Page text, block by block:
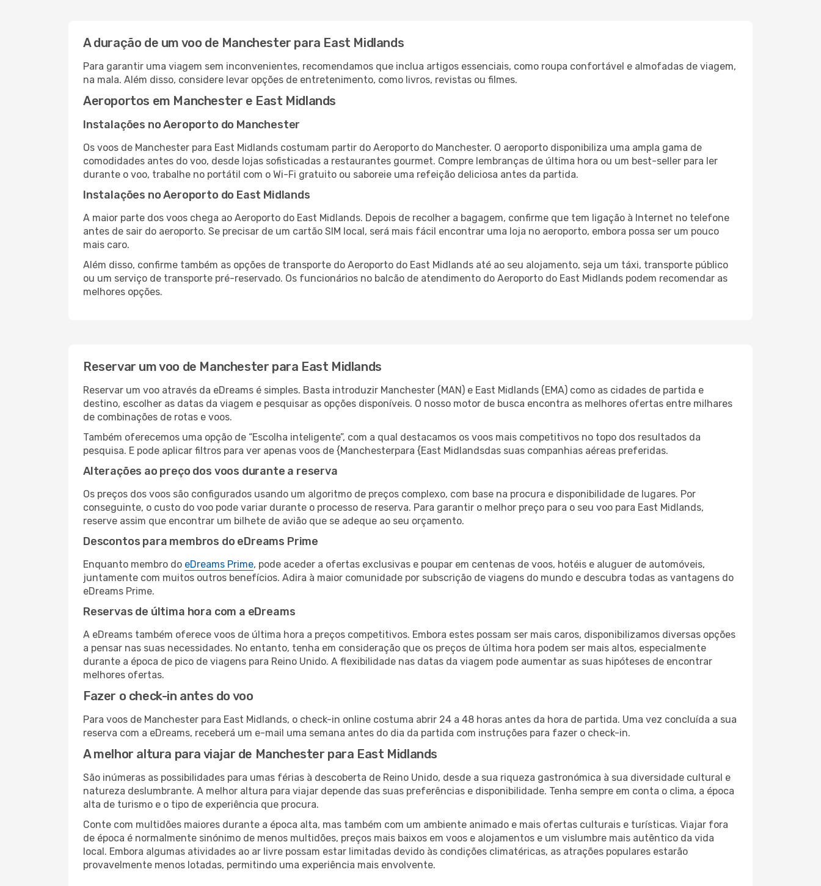
A duração de um voo de Manchester para East Midlands
Para garantir uma viagem sem inconvenientes, recomendamos que inclua artigos essenciais, como roupa confortável e almofadas de viagem,
na mala. Além disso, considere levar opções de entretenimento, como livros, revistas ou filmes.
Aeroportos em Manchester e East Midlands
Instalações no Aeroporto do Manchester
Os voos de Manchester para East Midlands costumam partir do Aeroporto do Manchester. O aeroporto disponibiliza uma ampla gama de
comodidades antes do voo, desde lojas sofisticadas a restaurantes gourmet. Compre lembranças de última hora ou um best-seller para ler
durante o voo, trabalhe no portátil com o Wi-Fi gratuito ou saboreie uma refeição deliciosa antes da partida.
Instalações no Aeroporto do East Midlands
A maior parte dos voos chega ao Aeroporto do East Midlands. Depois de recolher a bagagem, confirme que tem ligação à Internet no telefone
antes de sair do aeroporto. Se precisar de um cartão SIM local, será mais fácil encontrar uma loja no aeroporto, embora possa ser um pouco
mais caro.
Além disso, confirme também as opções de transporte do Aeroporto do East Midlands até ao seu alojamento, seja um táxi, transporte público
ou um serviço de transporte pré-reservado. Os funcionários no balcão de atendimento do Aeroporto do East Midlands podem recomendar as
melhores opções.
Reservar um voo de Manchester para East Midlands
Reservar um voo através da eDreams é simples. Basta introduzir Manchester (MAN) e East Midlands (EMA) como as cidades de partida e
destino, escolher as datas da viagem e pesquisar as opções disponíveis. O nosso motor de busca encontra as melhores ofertas entre milhares
de combinações de rotas e voos.
Também oferecemos uma opção de “Escolha inteligente”, com a qual destacamos os voos mais competitivos no topo dos resultados da
pesquisa. E pode aplicar filtros para ver apenas voos de {Manchesterpara {East Midlandsdas suas companhias aéreas preferidas.
Alterações ao preço dos voos durante a reserva
Os preços dos voos são configurados usando um algoritmo de preços complexo, com base na procura e disponibilidade de lugares. Por
conseguinte, o custo do voo pode variar durante o processo de reserva. Para garantir o melhor preço para o seu voo para East Midlands,
reserve assim que encontrar um bilhete de avião que se adeque ao seu orçamento.
Descontos para membros do eDreams Prime
Enquanto membro do eDreams Prime, pode aceder a ofertas exclusivas e poupar em centenas de voos, hotéis e aluguer de automóveis,
juntamente com muitos outros benefícios. Adira à maior comunidade por subscrição de viagens do mundo e descubra todas as vantagens do
eDreams Prime.
Reservas de última hora com a eDreams
A eDreams também oferece voos de última hora a preços competitivos. Embora estes possam ser mais caros, disponibilizamos diversas opções
a pensar nas suas necessidades. No entanto, tenha em consideração que os preços de última hora podem ser mais altos, especialmente
durante a época de pico de viagens para Reino Unido. A flexibilidade nas datas da viagem pode aumentar as suas hipóteses de encontrar
melhores ofertas.
Fazer o check-in antes do voo
Para voos de Manchester para East Midlands, o check-in online costuma abrir 24 a 48 horas antes da hora de partida. Uma vez concluída a sua
reserva com a eDreams, receberá um e-mail uma semana antes do dia da partida com instruções para fazer o check-in.
A melhor altura para viajar de Manchester para East Midlands
São inúmeras as possibilidades para umas férias à descoberta de Reino Unido, desde a sua riqueza gastronómica à sua diversidade cultural e
natureza deslumbrante. A melhor altura para viajar depende das suas preferências e disponibilidade. Tenha sempre em conta o clima, a época
alta de turismo e o tipo de experiência que procura.
Conte com multidões maiores durante a época alta, mas também com um ambiente animado e mais ofertas culturais e turísticas. Viajar fora
de época é normalmente sinónimo de menos multidões, preços mais baixos em voos e alojamentos e um vislumbre mais autêntico da vida
local. Embora algumas atividades ao ar livre possam estar limitadas devido às condições climatéricas, as atrações populares estarão
provavelmente menos lotadas, permitindo uma experiência mais envolvente.